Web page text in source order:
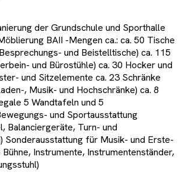
der Grundschule und Sporthalle
BAII -Mengen ca.: ca. 50 Tische
und Beistelltische) ca. 115
und Bürostühle) ca. 30 Hocker und
und Sitzelemente ca. 23 Schränke
, Musik- und Hochschränke) ca. 8
5 Wandtafeln und 5
und Sportausstattung
Balanciergeräte, Turn- und
Sonderausstattung für Musik- und Erste-
Instrumente, Instrumentenständer,